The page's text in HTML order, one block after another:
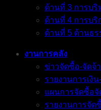
ด้านที่ 3 การบริ
ด้านที่ 4 การบ
ด้านที่ 5 ด้านธ
งานการคลัง
ข่าวจัดซื้อ-จัดจ้
รายงานการเงิ
แผนการจัดซื้อ
รายงานการจัด